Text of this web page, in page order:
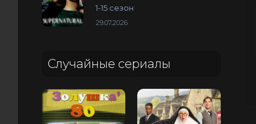
1-15 сезон
29.07.2026
Случайные сериалы